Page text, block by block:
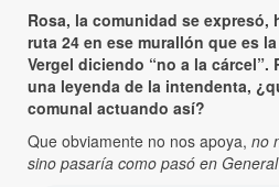
Rosa, la comunidad se
ruta 24 en ese murallón que es
Vergel diciendo “no a la cárcel”.
una leyenda de la intendenta,
comunal actuando así?
Que obviamente no nos apoya, no
sino pasaría como pasó en